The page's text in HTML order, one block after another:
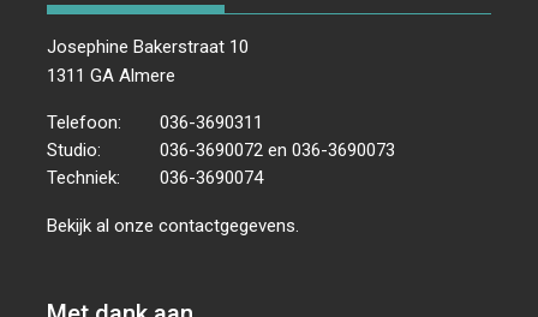
Josephine Bakerstraat 10
1311 GA Almere
Telefoon:
036-3690311
Studio:
036-3690072 en 036-3690073
Techniek:
036-3690074
Bekijk al onzecontactgegevens